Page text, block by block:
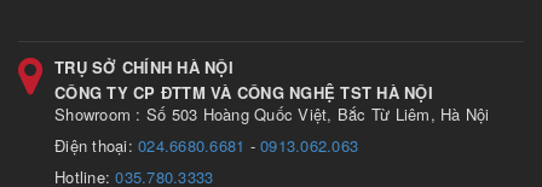
TRỤ SỞ CHÍNH HÀ NỘI
CÔNG TY CP ĐTTM VÀ CÔNG NGHỆ TST HÀ NỘI
Showroom : Số 503 Hoàng Quốc Việt, Bắc Từ Liêm, Hà Nội
Điện thoại:024.6680.6681 -0913.062.063
Hotline:035.780.3333